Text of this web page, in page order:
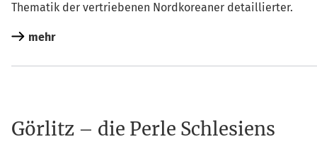
The­ma­tik der ver­trie­be­nen Nord­ko­rea­ner detaillierter.
mehr
Görlitz – die Perle Schlesiens